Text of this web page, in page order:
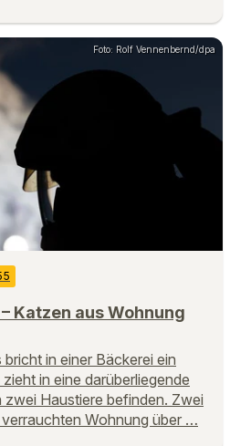
Foto: Rolf Vennenbernd/dpa
Katzen aus Wohnung
in einer Bäckerei ein
in eine darüberliegende
zwei Haustiere befinden. Zwei
Wohnung über …